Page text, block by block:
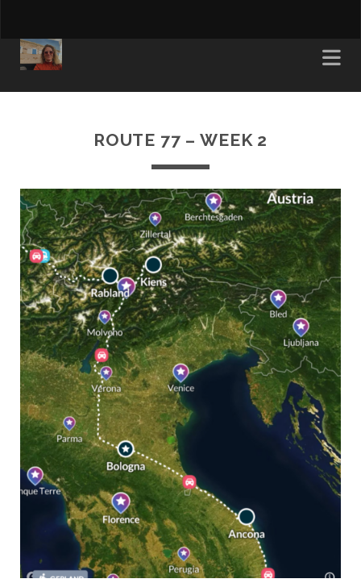
ROUTE 77 – WEEK 2